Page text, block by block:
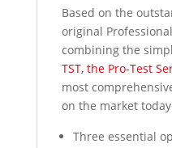
Based on the
original
combining the
TST, the Pro-Test
most
on the market
Three essential